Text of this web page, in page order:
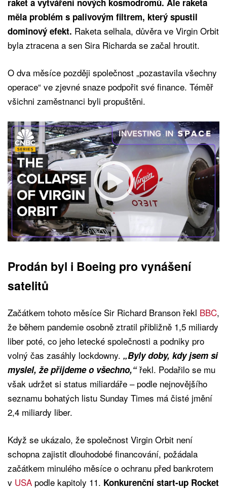
raket a vytváření nových kosmodromů. Ale raketa
měla problém s palivovým filtrem, který spustil
dominový efekt. Raketa selhala, důvěra ve Virgin Orbit
byla ztracena a sen Sira Richarda se začal hroutit.
O dva měsíce později společnost „pozastavila všechny
operace“ ve zjevné snaze podpořit své finance. Téměř
všichni zaměstnanci byli propuštěni.
Prodán byl i Boeing pro vynášení
satelitů
Začátkem tohoto měsíce Sir Richard Branson řekl BBC,
že během pandemie osobně ztratil přibližně 1,5 miliardy
liber poté, co jeho letecké společnosti a podniky pro
volný čas zasáhly lockdowny. „Byly doby, kdy jsem si
myslel, že přijdeme o všechno,“řekl. Podařilo se mu
však udržet si status miliardáře – podle nejnovějšího
seznamu bohatých listu Sunday Times má čisté jmění
2,4 miliardy liber.
Když se ukázalo, že společnost Virgin Orbit není
schopna zajistit dlouhodobé financování, požádala
začátkem minulého měsíce o ochranu před bankrotem
v USA podle kapitoly 11. Konkurenční start-up Rocket